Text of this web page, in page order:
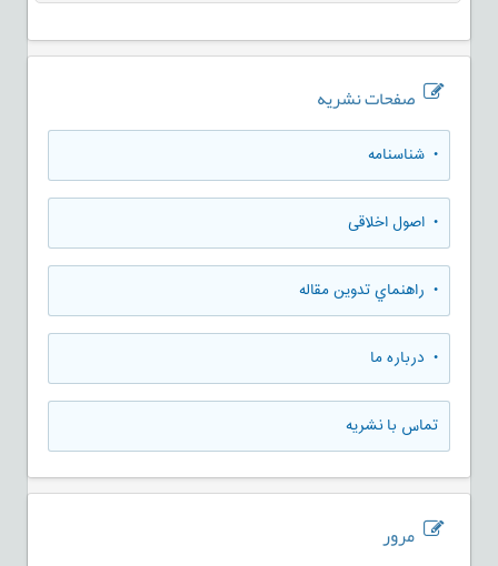
صفحات نشریه
• شناسنامه
• اصول اخلاقی
• راهنماي تدوين مقاله
• درباره ما
تماس با نشریه
مرور